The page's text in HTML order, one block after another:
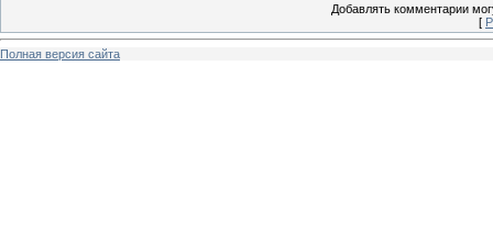
Добавлять комментарии
[
Полная версия сайта